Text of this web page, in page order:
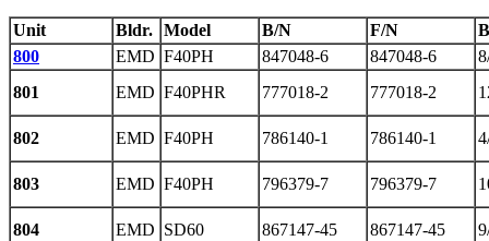
Unit Bldr. Model B/N F/N
800
EMD F40PH 847048-6 847048-6
801
EMD F40PHR 777018-2 777018-2
802 EMD F40PH 786140-1 786140-1
803 EMD F40PH 796379-7 796379-7
804 EMD SD60 867147-45 867147-45